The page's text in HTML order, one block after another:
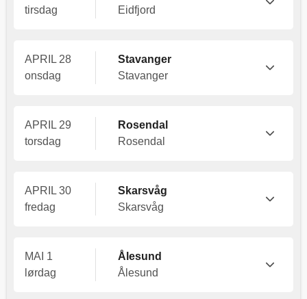
tirsdag
Eidfjord
APRIL 28
onsdag
Stavanger
Stavanger
APRIL 29
torsdag
Rosendal
Rosendal
APRIL 30
fredag
Skarsvåg
Skarsvåg
MAI 1
lørdag
Ålesund
Ålesund